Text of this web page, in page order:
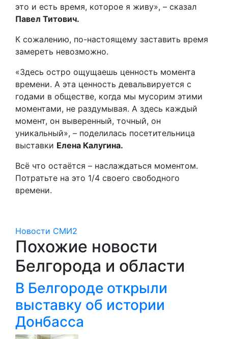
это и есть время, которое я живу», – сказал
Павел Титович.
К сожалению, по-настоящему заставить время
замереть невозможно.
«Здесь остро ощущаешь ценность момента
времени. А эта ценность девальвируется с
годами в обществе, когда мы мусорим этими
моментами, не раздумывая. А здесь каждый
момент, он выверенный, точный, он
уникальный», – поделилась посетительница
выставки Елена Калугина.
Всё что остаётся – наслаждаться моментом.
Потратьте на это 1/4 своего свободного
времени.
Новости СМИ2
Похожие новости
Белгорода и области
В Белгороде открыли
выставку об истории
Донбасса